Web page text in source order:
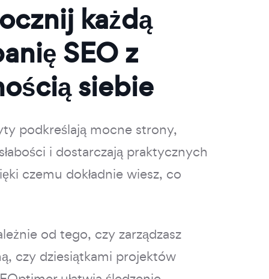
każdą
SEO z
siebie
podkreślają mocne strony,
i dostarczają praktycznych
czemu dokładnie wiesz, co
od tego, czy zarządzasz
czy dziesiątkami projektów